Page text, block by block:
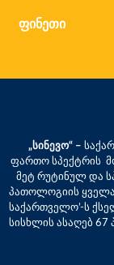
ფინეთი
„სინევო“ –
ფართო სპექტრის
მეტ რუტინულ და
პათოლოგიის ყველა
საქართველო’-ს
სისხლის ასაღებ 67